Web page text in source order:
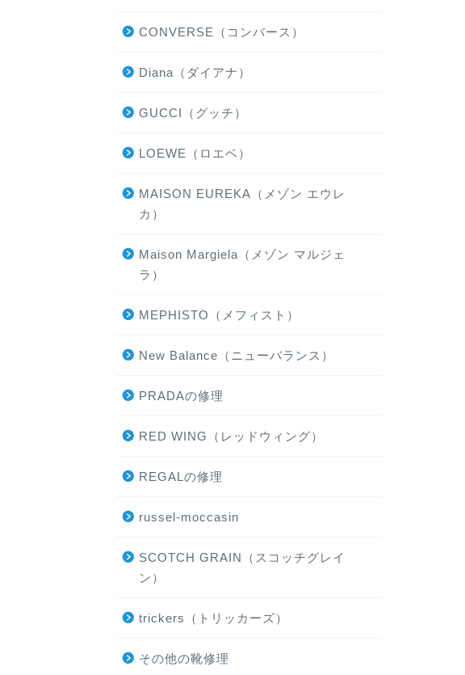
CONVERSE（コンバース）
Diana（ダイアナ）
GUCCI（グッチ）
LOEWE（ロエベ）
MAISON EUREKA（メゾン エウレ
カ）
Maison Margiela（メゾン マルジェ
ラ）
MEPHISTO（メフィスト）
New Balance（ニューバランス）
PRADAの修理
RED WING（レッドウィング）
REGALの修理
russel-moccasin
SCOTCH GRAIN（スコッチグレイ
ン）
trickers（トリッカーズ）
その他の靴修理